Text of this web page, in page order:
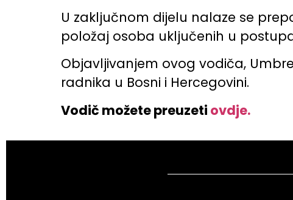
U zaključnom dijelu nalaze se
položaj osoba uključenih u
Objavljivanjem ovog vodiča,
radnika u Bosni i Hercegovini.
Vodič možete preuzeti ovdje.